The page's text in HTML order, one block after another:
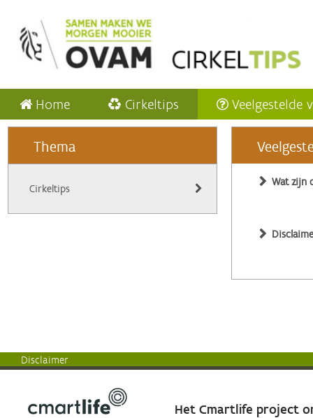
Home Cirkeltips Veelgestelde
Thema
Cirkeltips
Wat zijn
Disclaimer
Het Cmartlife project